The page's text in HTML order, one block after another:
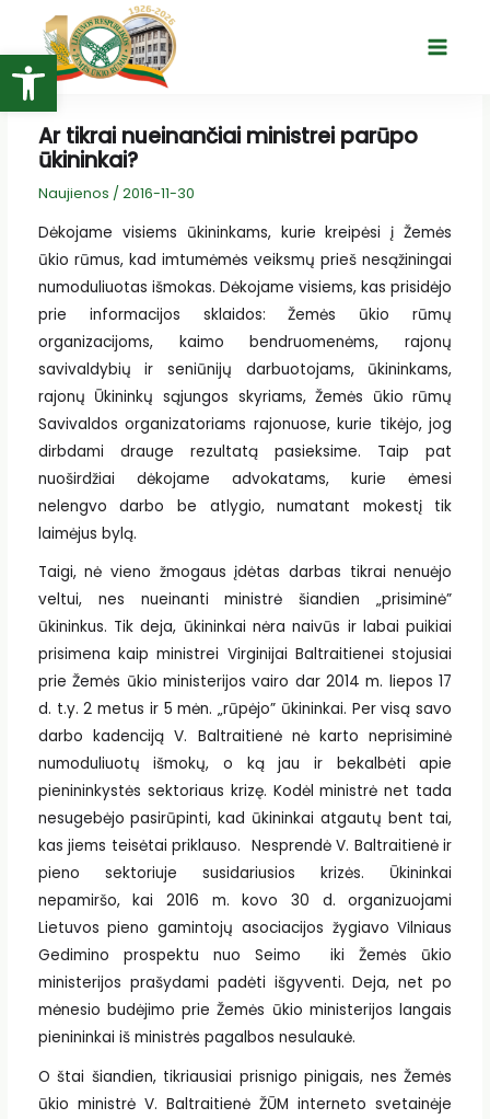
Open toolbar
turinio
Main
Ar tikrai nueinančiai ministrei parūpo
ūkininkai?
Naujienos / 2016-11-30
Dėkojame visiems ūkininkams, kurie kreipėsi į Žemės
ūkio rūmus, kad imtumėmės veiksmų prieš nesąžiningai
numoduliuotas išmokas. Dėkojame visiems, kas prisidėjo
prie informacijos sklaidos: Žemės ūkio rūmų
organizacijoms, kaimo bendruomenėms, rajonų
savivaldybių ir seniūnijų darbuotojams, ūkininkams,
rajonų Ūkininkų sąjungos skyriams, Žemės ūkio rūmų
Savivaldos organizatoriams rajonuose, kurie tikėjo, jog
dirbdami drauge rezultatą pasieksime. Taip pat
nuoširdžiai dėkojame advokatams, kurie ėmesi
nelengvo darbo be atlygio, numatant mokestį tik
laimėjus bylą.
Taigi, nė vieno žmogaus įdėtas darbas tikrai nenuėjo
veltui, nes nueinanti ministrė šiandien „prisiminė”
ūkininkus. Tik deja, ūkininkai nėra naivūs ir labai puikiai
prisimena kaip ministrei Virginijai Baltraitienei stojusiai
prie Žemės ūkio ministerijos vairo dar 2014 m. liepos 17
d. t.y. 2 metus ir 5 mėn. „rūpėjo” ūkininkai. Per visą savo
darbo kadenciją V. Baltraitienė nė karto neprisiminė
numoduliuotų išmokų, o ką jau ir bekalbėti apie
pienininkystės sektoriaus krizę. Kodėl ministrė net tada
nesugebėjo pasirūpinti, kad ūkininkai atgautų bent tai,
kas jiems teisėtai priklauso. Nesprendė V. Baltraitienė ir
pieno sektoriuje susidariusios krizės. Ūkininkai
nepamiršo, kai 2016 m. kovo 30 d. organizuojami
Lietuvos pieno gamintojų asociacijos žygiavo Vilniaus
Gedimino prospektu nuo Seimo iki Žemės ūkio
ministerijos prašydami padėti išgyventi. Deja, net po
mėnesio budėjimo prie Žemės ūkio ministerijos langais
pienininkai iš ministrės pagalbos nesulaukė.
O štai šiandien, tikriausiai prisnigo pinigais, nes Žemės
ūkio ministrė V. Baltraitienė ŽŪM interneto svetainėje